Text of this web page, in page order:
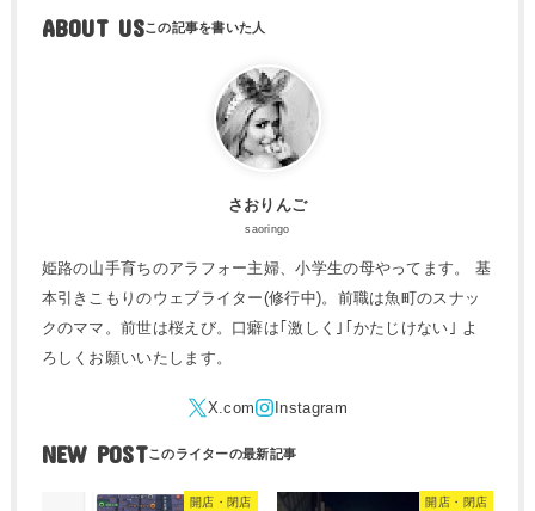
ABOUT US
さおりんご
saoringo
姫路の山手育ちのアラフォー主婦、小学生の母やってます。 基
本引きこもりのウェブライター(修行中)。前職は魚町のスナッ
クのママ。前世は桜えび。口癖は｢激しく｣｢かたじけない｣ よ
ろしくお願いいたします。
NEW POST
開店・閉店 開店・閉店